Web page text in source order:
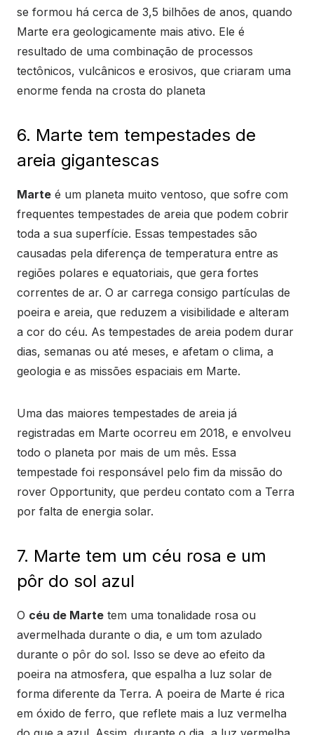
se formou há cerca de 3,5 bilhões de anos, quando
Marte era geologicamente mais ativo. Ele é
resultado de uma combinação de processos
tectônicos, vulcânicos e erosivos, que criaram uma
enorme fenda na crosta do planeta
6. Marte tem tempestades de
areia gigantescas
Marte é um planeta muito ventoso, que sofre com
frequentes tempestades de areia que podem cobrir
toda a sua superfície. Essas tempestades são
causadas pela diferença de temperatura entre as
regiões polares e equatoriais, que gera fortes
correntes de ar. O ar carrega consigo partículas de
poeira e areia, que reduzem a visibilidade e alteram
a cor do céu. As tempestades de areia podem durar
dias, semanas ou até meses, e afetam o clima, a
geologia e as missões espaciais em Marte.
Uma das maiores tempestades de areia já
registradas em Marte ocorreu em 2018, e envolveu
todo o planeta por mais de um mês. Essa
tempestade foi responsável pelo fim da missão do
rover Opportunity, que perdeu contato com a Terra
por falta de energia solar.
7. Marte tem um céu rosa e um
pôr do sol azul
O céu de Marte tem uma tonalidade rosa ou
avermelhada durante o dia, e um tom azulado
durante o pôr do sol. Isso se deve ao efeito da
poeira na atmosfera, que espalha a luz solar de
forma diferente da Terra. A poeira de Marte é rica
em óxido de ferro, que reflete mais a luz vermelha